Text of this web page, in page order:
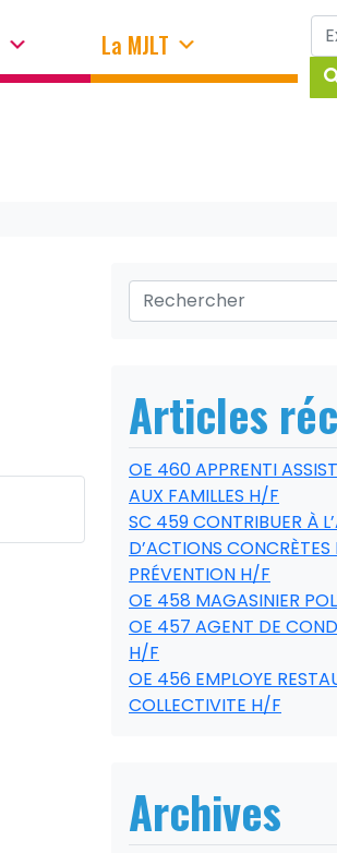
La MJLT
Articles
OE 460 APPRENTI
AUX FAMILLES H/F
SC 459 CONTRIBUER À
D’ACTIONS CONCRÈTES
PRÉVENTION H/F
OE 458 MAGASINIER
OE 457 AGENT DE
H/F
OE 456 EMPLOYE
COLLECTIVITE H/F
Archives